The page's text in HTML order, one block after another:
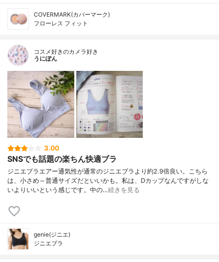
COVERMARK(カバーマーク)
フローレス フィット
コスメ好きのカメラ好き
うにぽん
3.00
SNSでも話題の楽ちん快適ブラ
ジニエブラエアー通気性が通常のジニエブラより約2.9倍良い。こちら
は、小さめ～普通サイズだといいかも。私は、Dカップなんですがしな
いよりいいという感じです。中の…続きを見る
genie(ジニエ)
ジニエブラ